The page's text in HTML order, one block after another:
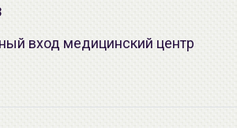
вход медицинский центр